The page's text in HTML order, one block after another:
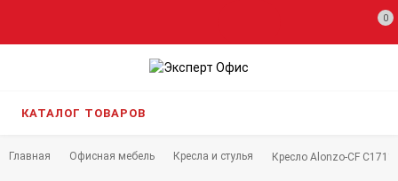
0
КАТАЛОГ ТОВАРОВ
Главная Офисная мебель Кресла и стулья Кресло Alonzo-CF